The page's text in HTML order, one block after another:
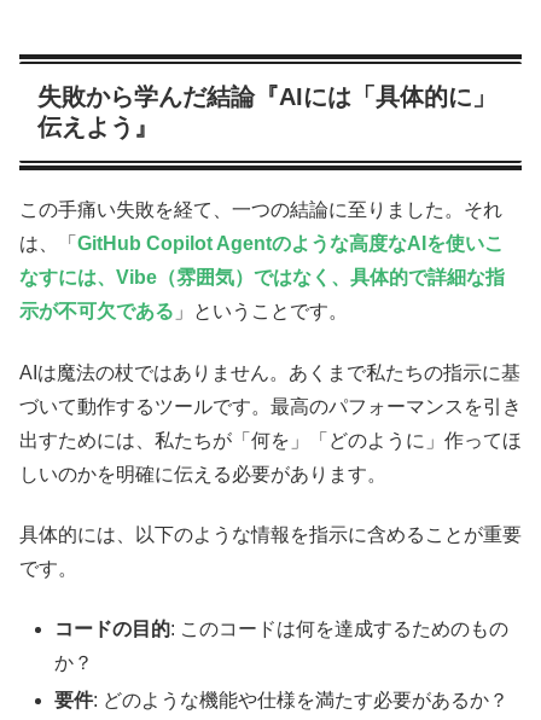
失敗から学んだ結論『AIには「具体的に」
伝えよう』
この手痛い失敗を経て、一つの結論に至りました。それ
は、「 GitHub Copilot Agentのような高度なAIを使いこ
なすには、Vibe（雰囲気）ではなく、具体的で詳細な指
示が不可欠である 」ということです。
AIは魔法の杖ではありません。あくまで私たちの指示に基
づいて動作するツールです。最高のパフォーマンスを引き
出すためには、私たちが「何を」「どのように」作ってほ
しいのかを明確に伝える必要があります。
具体的には、以下のような情報を指示に含めることが重要
です。
コードの目的: このコードは何を達成するためのもの
か？
要件: どのような機能や仕様を満たす必要があるか？